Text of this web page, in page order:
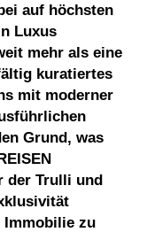
auf höchsten
Luxus
mehr als eine
kuratiertes
mit moderner
Grund, was
der Trulli und
Immobilie zu